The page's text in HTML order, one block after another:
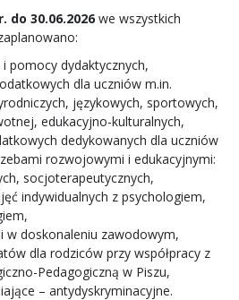
do 30.06.2026 we wszystkich
pomocy dydaktycznych,
dla uczniów m.in.
językowych, sportowych,
edukacyjno-kulturalnych,
dedykowanych dla uczniów
rozwojowymi i edukacyjnymi:
socjoterapeutycznych,
indywidualnych z psychologiem,
w doskonaleniu zawodowym,
dla rodziców przy współpracy z
Pedagogiczną w Piszu,
– antydyskryminacyjne.